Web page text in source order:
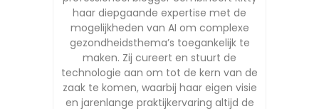
haar diepgaande expertise met de
mogelijkheden van AI om complexe
gezondheidsthema’s toegankelijk te
maken. Zij cureert en stuurt de
technologie aan om tot de kern van de
zaak te komen, waarbij haar eigen visie
en jarenlange praktijkervaring altijd de